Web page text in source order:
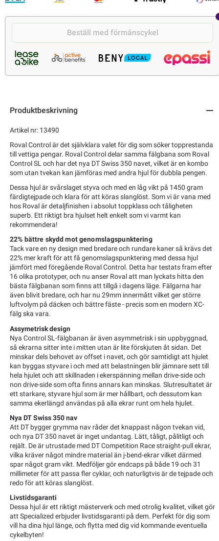
Beställ med förmånscykel
Produktbeskrivning
Artikel nr: 13490
Roval Control är det självklara valet för dig som söker topprestanda
till vettiga pengar. Roval Control delar samma fälgbana som Roval
Control SL och har det nya DT Swiss 350 navet, vilket är en kombo
som utan tvekan kan jämföras med andra hjul för dubbla pengen.
Dessa hjul är svårslaget styva och med en låg vikt på 1450 gram
färdigtejpade och klara för att köras slanglöst. Som vi är vana med
hos Roval är detaljfinishen i absolut toppklass och tåligheten
superb. Ett riktigt bra hjulset helt enkelt som vi varmt kan
rekommendera!
22% bättre skydd mot genomslagspunktering
Tack vare en ny design med bredare och rundare kaner så krävs det
22% mer kraft för att få genomslagspunktering med dessa hjul
jämfört med föregående Roval Control. Detta har testats fram efter
16 olika prototyper, och nu anser Roval att man lyckats hitta den
bästa fälgbanan som finns att tillgå i dagens läge. Fälgarna har
även blivit bredare, och har nu 29mm innermått vilket ger större
luftvolym på däcken och bättre fäste - precis som en modern XC-
fälg ska vara.
Assymetrisk design
Nya Control SL-fälgbanan är även asymmetrisk i sin uppbyggnad,
så ekrarna sitter inte i mitten utan är lite förskjuten åt sidan. Det
minskar dels behovet av offset i navet, och gör samtidigt att hjulet
kan byggas styvare i och med att belastningen blir jämnare sett till
hela hjulet och att skillnaden i ekerspänning mellan drive-side och
non drive-side som ofta finns annars kan minskas. Slutresultatet är
ett starkare, styvare hjul som är mer hållbart, och dessutom kan
samma ekerlängd användas på alla ekrar runt om hela hjulet.
Nya DT Swiss 350 nav
Att DT bygger grymma nav råder det knappast någon tvekan vid,
och nya DT 350 navet är inget undantag. Lätt, tåligt, pålitligt och
rejält. De är utrustade med DT Competition Race straight-pull ekrar,
vilka kräver något mindre material än j-bend-ekrar vilket därmed
spar något gram vikt. Medföljer gör endcaps på både 19 och 31
millimeter för att passa fler cyklar, och naturligtvis är de tejpade och
redo för att köras slanglöst.
Livstidsgaranti
Dessa hjul är ett riktigt mästerverk och med otrolig kvalitet, vilket gör
att Specialized erbjuder livstidsgaranti på dem. Perfekt för dig som
vill ha dina hjul länge, och flytta med dig vid kommande eventuella
cykelbyten!